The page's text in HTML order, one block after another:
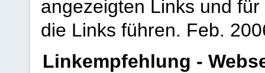
angezeigten Links und
die Links führen. Feb.
Linkempfehlung -